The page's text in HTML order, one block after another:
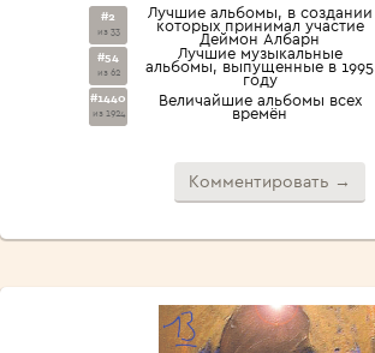
#2
из 33
Лучшие альбомы, в создании
которых принимал участие
Деймон Албарн
#54
из 62
Лучшие музыкальные
альбомы, выпущенные в 1995
году
#1440
из 1924
Величайшие альбомы всех
времён
Комментировать →